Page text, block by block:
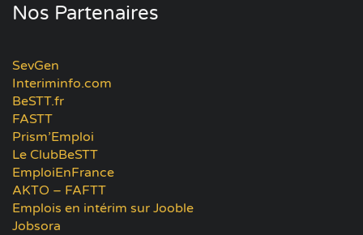
Nos Partenaires
SevGen
Interiminfo.com
BeSTT.fr
FASTT
Prism’Emploi
Le ClubBeSTT
EmploiEnFrance
AKTO – FAFTT
Emplois en intérim sur Jooble
Jobsora